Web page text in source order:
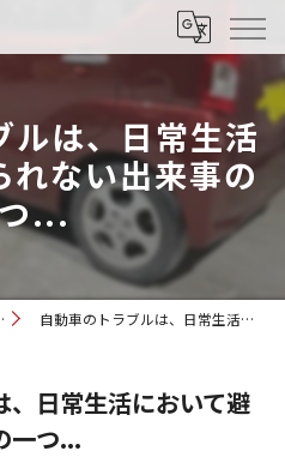
ルは、日常生活
れない出来事の
...
自動車のトラブルは、日常生活において避けられない出来事の一つ...
、日常生活において避
一つ...